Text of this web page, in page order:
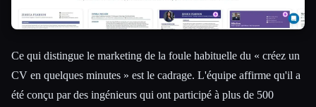
Ce qui distingue le marketing de la foule habituelle du « créez un
CV en quelques minutes » est le cadrage. L'équipe affirme qu'il a
été conçu par des ingénieurs qui ont participé à plus de 500